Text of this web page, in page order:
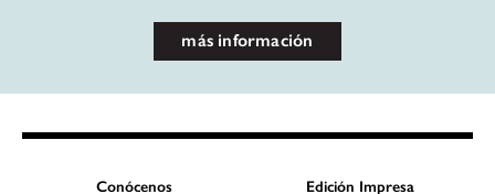
más información
Conócenos Edición Impresa